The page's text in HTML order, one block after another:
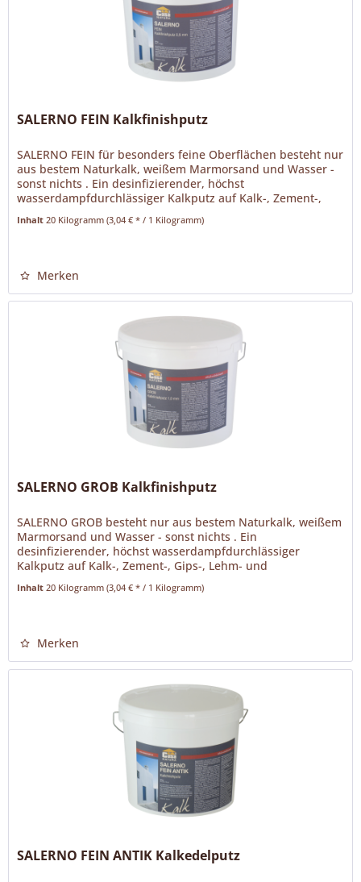
SALERNO FEIN Kalkfinishputz
SALERNO FEIN für besonders feine Oberflächen besteht nur
aus bestem Naturkalk, weißem Marmorsand und Wasser -
sonst nichts . Ein desinfizierender, höchst
wasserdampfdurchlässiger Kalkputz auf Kalk-, Zement-,
Inhalt 20 Kilogramm(3,04 € * / 1 Kilogramm)
Merken
SALERNO GROB Kalkfinishputz
SALERNO GROB besteht nur aus bestem Naturkalk, weißem
Marmorsand und Wasser - sonst nichts . Ein
desinfizierender, höchst wasserdampfdurchlässiger
Kalkputz auf Kalk-, Zement-, Gips-, Lehm- und
Betonuntergründen. Gipskartonplatten sind...
Inhalt20 Kilogramm(3,04 € * / 1 Kilogramm)
Merken
SALERNO FEIN ANTIK Kalkedelputz